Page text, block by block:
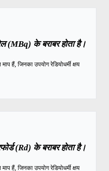
(MBq) के बराबर होता है।
हैं, जिनका उपयोग रेडियोधर्मी क्षय
(Rd) के बराबर होता है।
हैं, जिनका उपयोग रेडियोधर्मी क्षय